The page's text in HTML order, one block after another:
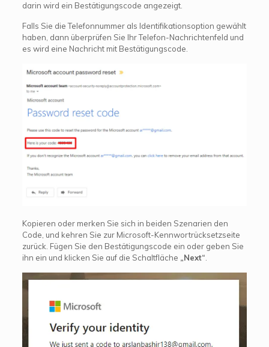
darin wird ein Bestätigungscode angezeigt.
Falls Sie die Telefonnummer als Identifikationsoption gewählt
haben, dann überprüfen Sie Ihr Telefon-Nachrichtenfeld und
es wird eine Nachricht mit Bestätigungscode.
Kopieren oder merken Sie sich in beiden Szenarien den
Code, und kehren Sie zur Microsoft-Kennwortrücksetzseite
zurück. Fügen Sie den Bestätigungscode ein oder geben Sie
ihn ein und klicken Sie auf die Schaltfläche „Next“